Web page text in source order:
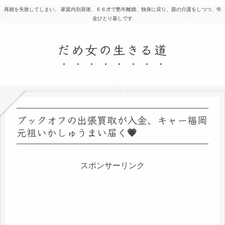
再婚を失敗してしまい、 家庭内別居後、６６才で塾年離婚、独身に戻り、親の介護をしつつ、年
金ひとり暮しです
だめ女の生きる道
ブックオフの出張買取が入金、キャー福岡
元祖いかしゅうまい届く💗
スポンサーリンク